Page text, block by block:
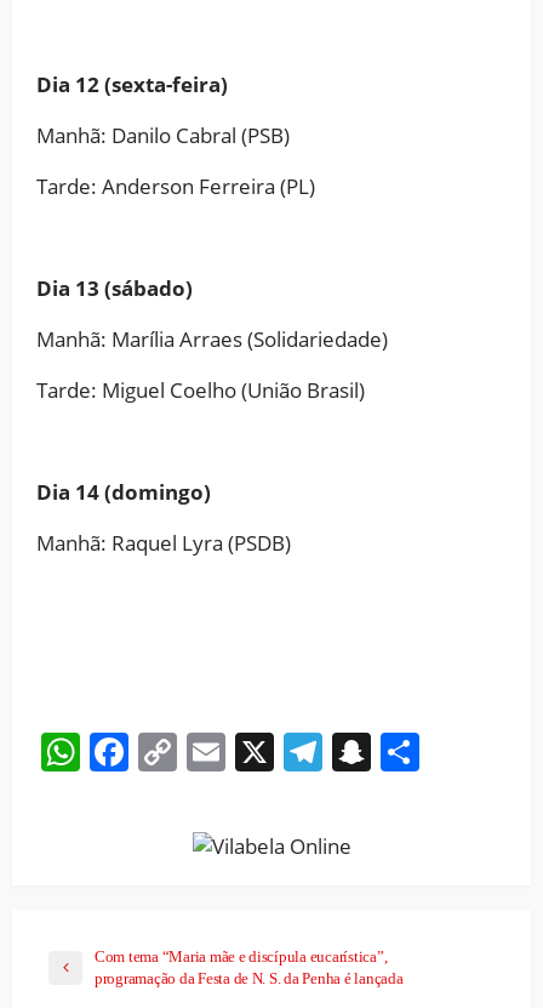
Dia 12 (sexta-feira)
Manhã: Danilo Cabral (PSB)
Tarde: Anderson Ferreira (PL)
Dia 13 (sábado)
Manhã: Marília Arraes (Solidariedade)
Tarde: Miguel Coelho (União Brasil)
Dia 14 (domingo)
Manhã: Raquel Lyra (PSDB)
WhatsApp
Facebook
CopyEmail
X Telegram
Snapchat
Com tema “Maria mãe e discípula eucarística”,
programação da Festa de N. S. da Penha é lançada